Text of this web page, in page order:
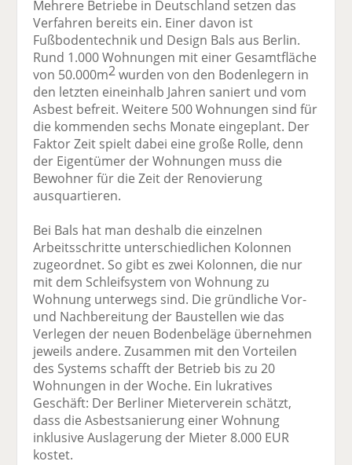
Mehrere Betriebe in Deutschland setzen das
Verfahren bereits ein. Einer davon ist
Fußbodentechnik und Design Bals aus Berlin.
Rund 1.000 Wohnungen mit einer Gesamtfläche
von 50.000m2wurden von den Bodenlegern in
den letzten eineinhalb Jahren saniert und vom
Asbest befreit. Weitere 500 Wohnungen sind für
die kommenden sechs Monate eingeplant. Der
Faktor Zeit spielt dabei eine große Rolle, denn
der Eigentümer der Wohnungen muss die
Bewohner für die Zeit der Renovierung
ausquartieren.
Bei Bals hat man deshalb die einzelnen
Arbeitsschritte unterschiedlichen Kolonnen
zugeordnet. So gibt es zwei Kolonnen, die nur
mit dem Schleifsystem von Wohnung zu
Wohnung unterwegs sind. Die gründliche Vor-
und Nachbereitung der Baustellen wie das
Verlegen der neuen Bodenbeläge übernehmen
jeweils andere. Zusammen mit den Vorteilen
des Systems schafft der Betrieb bis zu 20
Wohnungen in der Woche. Ein lukratives
Geschäft: Der Berliner Mieterverein schätzt,
dass die Asbestsanierung einer Wohnung
inklusive Auslagerung der Mieter 8.000 EUR
kostet.